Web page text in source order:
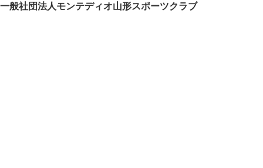
一般社団法人モンテディオ山形スポーツクラブ